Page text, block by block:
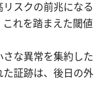
スクの前兆になる
れを踏まえた閾値
な異常を集約した
証跡は、後日の外